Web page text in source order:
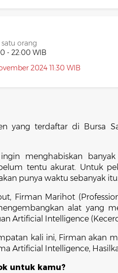
orang
- 22:00 WIB
2024 11:30 WIB
yang terdaftar di Bursa
menghabiskan
tentu akurat. Untuk
punya waktu sebanyak
Firman Marihot
alat yang
Artificial Intelligence
kali ini, Firman akan
Artificial Intelligence,
untuk kamu?